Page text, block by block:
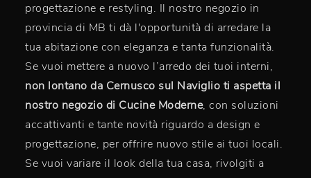
progettazione e restyling. Il nostro negozio in
provincia di MB ti dà l'opportunità di arredare la
tua abitazione con eleganza e tanta funzionalità.
Se vuoi mettere a nuovo l’arredo dei tuoi interni,
non lontano da Cernusco sul Naviglio ti aspetta il
nostro negozio di Cucine Moderne, con soluzioni
accattivanti e tante novità riguardo a design e
progettazione, per offrire nuovo stile ai tuoi locali.
Se vuoi variare il look della tua casa, rivolgiti a